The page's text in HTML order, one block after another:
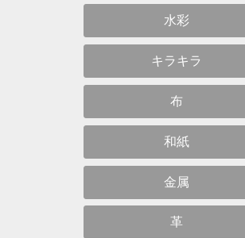
水彩
キラキラ
布
和紙
金属
革